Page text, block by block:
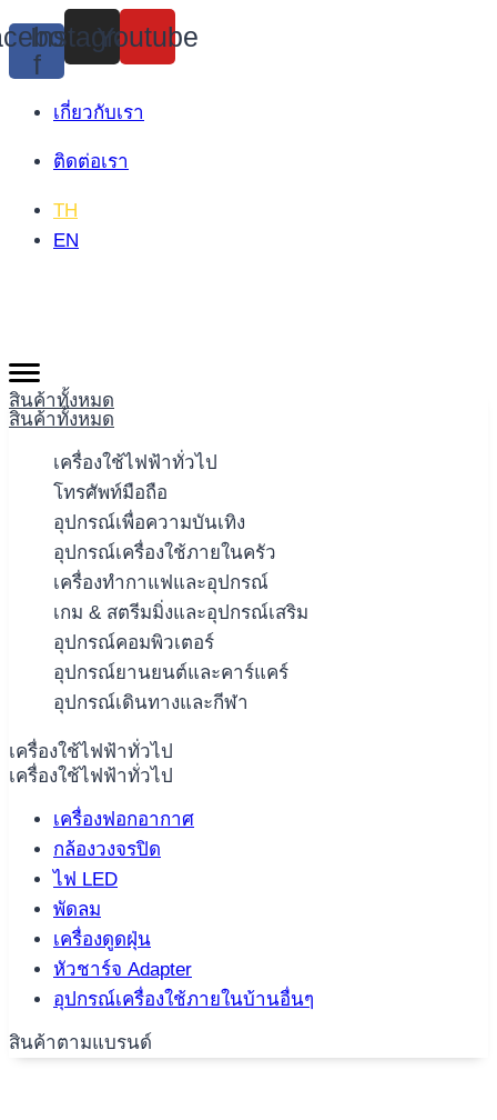
Skip
to
content
f
Instagram
Youtube
เกี่ยวกับเรา
ติดต่อเรา
TH
EN
สินค้าทั้งหมด
สินค้าทั้งหมด
เครื่องใช้ไฟฟ้าทั่วไป
โทรศัพท์มือถือ
อุปกรณ์เพื่อความบันเทิง
อุปกรณ์เครื่องใช้ภายในครัว
เครื่องทำกาแฟและอุปกรณ์
เกม & สตรีมมิ่งและอุปกรณ์เสริม
อุปกรณ์คอมพิวเตอร์
อุปกรณ์ยานยนต์และคาร์แคร์
อุปกรณ์เดินทางและกีฬา
เครื่องใช้ไฟฟ้าทั่วไป
เครื่องใช้ไฟฟ้าทั่วไป
เครื่องฟอกอากาศ
กล้องวงจรปิด
ไฟ LED
พัดลม
เครื่องดูดฝุ่น
หัวชาร์จ Adapter
อุปกรณ์เครื่องใช้ภายในบ้านอื่นๆ
สินค้าตามแบรนด์